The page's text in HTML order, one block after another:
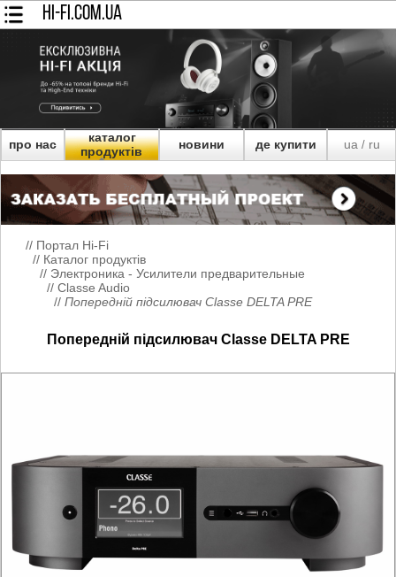
HI-FI.COM.UA
про нас
каталог
продуктів
новини де купити ua/ ru
// Портал Hi-Fi
// Каталог продуктів
// Электроника - Усилители предварительные
// Classe Audio
// Попередній підсилювач Classe DELTA PRE
Попередній підсилювач Classe DELTA PRE